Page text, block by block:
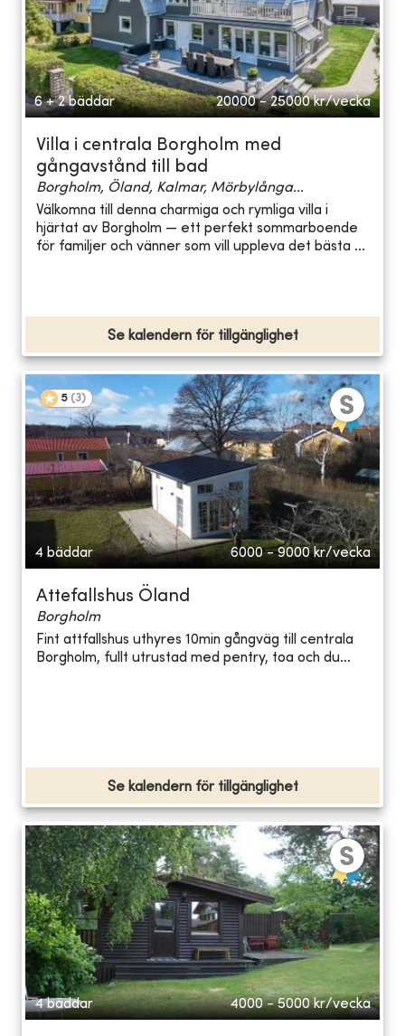
6 + 2 bäddar 20000 - 25000 kr/vecka
Villa i centrala Borgholm med
gångavstånd till bad
Borgholm, Öland, Kalmar, Mörbylånga...
Välkomna till denna charmiga och rymliga villa i
hjärtat av Borgholm — ett perfekt sommarboende
för familjer och vänner som vill uppleva det bästa ...
Se kalendern för tillgänglighet
5 (3)
4 bäddar 6000 - 9000 kr/vecka
Attefallshus Öland
Borgholm
Fint attfallshus uthyres 10min gångväg till centrala
Borgholm, fullt utrustad med pentry, toa och du...
Se kalendern för tillgänglighet
4 bäddar 4000 - 5000 kr/vecka